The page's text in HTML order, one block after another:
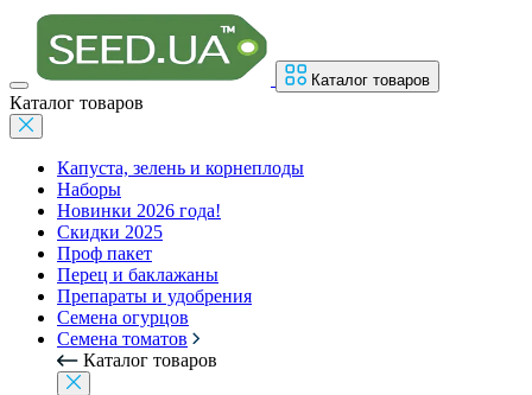
Каталог товаров
Каталог товаров
Капуста, зелень и корнеплоды
Наборы
Новинки 2026 года!
Скидки 2025
Проф пакет
Перец и баклажаны
Препараты и удобрения
Семена огурцов
Семена томатов
Каталог товаров